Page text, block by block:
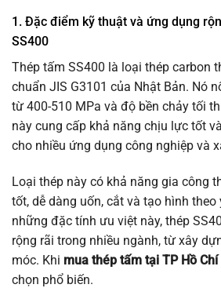
1. Đặc điểm kỹ thuật và ứng dụng
SS400
Thép tấm SS400 là loại thép carbon
chuẩn JIS G3101 của Nhật Bản. Nó
từ 400-510 MPa và độ bền chảy tối
này cung cấp khả năng chịu lực tốt
cho nhiều ứng dụng công nghiệp và
Loại thép này có khả năng gia công
tốt, dễ dàng uốn, cắt và tạo hình theo
những đặc tính ưu việt này, thép
rộng rãi trong nhiều ngành, từ xây
móc. Khi mua thép tấm tại TP Hồ
chọn phổ biến.